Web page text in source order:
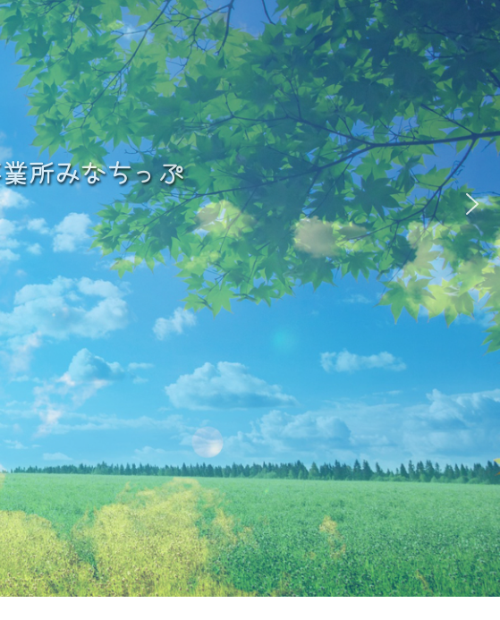
所みなちっぷ
所みなちっぷ